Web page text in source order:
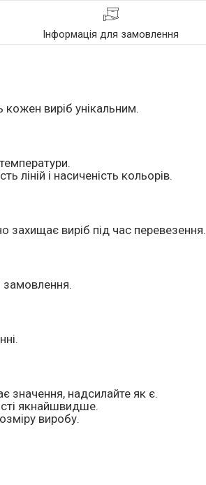
Інформація для замовлення
кожен виріб унікальним.
ліній і насиченість кольорів.
захищає виріб під час перевезення.
замовлення.
значення, надсилайте як є.
якнайшвидше.
виробу.